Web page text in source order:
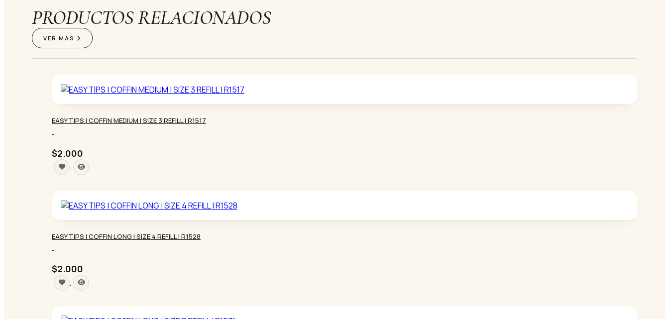
PRODUCTOS RELACIONADOS
VER MÁS
EASY TIPS | COFFIN MEDIUM | SIZE 3 REFILL | R1517
$2.000
EASY TIPS | COFFIN LONG | SIZE 4 REFILL | R1528
$2.000